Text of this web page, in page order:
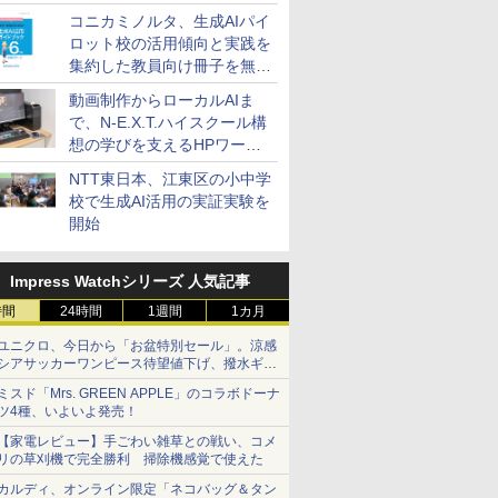
コニカミノルタ、生成AIパイ
ロット校の活用傾向と実践を
集約した教員向け冊子を無料
公開
動画制作からローカルAIま
で、N-E.X.T.ハイスクール構
想の学びを支えるHPワーク
ステーション
NTT東日本、江東区の小中学
校で生成AI活用の実証実験を
開始
Impress Watchシリーズ 人気記事
24時間 1週間 1カ月
ニクロ、今日から「お盆特別セール」。涼感
アサッカーワンピース待望値下げ、撥水ギア
ョーツは1990円に
スド「Mrs. GREEN APPLE」のコラボドーナ
4種、いよいよ発売！
家電レビュー】手ごわい雑草との戦い、コメ
の草刈機で完全勝利 掃除機感覚で使えた
ルディ、オンライン限定「ネコバッグ＆タン